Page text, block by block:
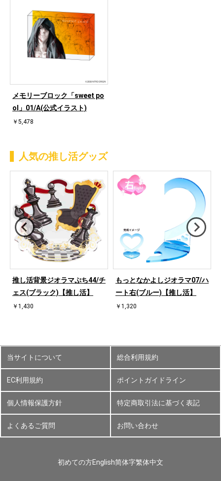
メモリーブロック「sweet po
ol」01/A(公式イラスト)
￥5,478
人気の推し活グッズ
推し活背景ジオラマぷち44/チ
ェス(ブラック)【推し活】
￥1,430
もっとなかよしジオラマ07/ハ
ート右(ブルー)【推し活】
￥1,320
当サイトについて 総合利用規約
EC利用規約 ポイントガイドライン
個人情報保護方針 特定商取引法に基づく表記
よくあるご質問 お問い合わせ
初めての方English简体字繁体中文